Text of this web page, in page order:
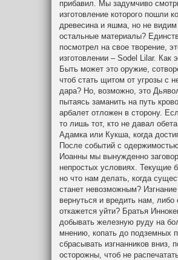
прибавил. Мы задумчиво
изготовление которого пошли
древесина и яшма, но не
остальные материалы?
посмотрел на свое творение,
изготовлении – Sodel Lilar.
Быть может это оружие,
чтоб стать щитом от угрозы с
дара? Но, возможно, это
пытаясь заманить на путь
арбалет отложен в сторону.
то лишь тот, кто не давал
Адамка или Кукша, когда
После событий с
Иоанны мы вынужденно
непростых условиях.
но что нам делать, когда
станет невозможным?
вернуться и вредить нам, либо
откажется уйти? Братья
добывать железную руду на
мнению, копать до подземных
сбрасывать изгнанников
осторожны, чтоб не